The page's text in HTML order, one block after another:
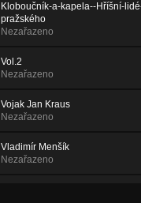
Kloboučník-a-kapela--Hříšní-
pražského
Nezařazeno
Vol.2
Nezařazeno
Vojak Jan Kraus
Nezařazeno
Vladimír Menšík
Nezařazeno